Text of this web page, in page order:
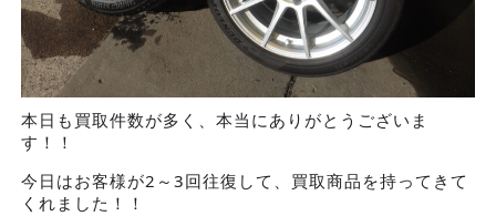
本日も買取件数が多く、本当にありがとうございま
す！！
今日はお客様が2～3回往復して、買取商品を持ってきて
くれました！！